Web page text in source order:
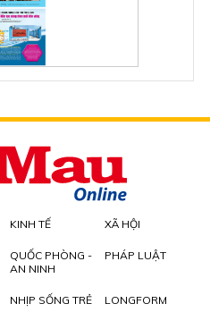
KINH TẾ XÃ HỘI
QUỐC PHÒNG -
AN NINH
PHÁP LUẬT
NHỊP SỐNG TRẺ LONGFORM